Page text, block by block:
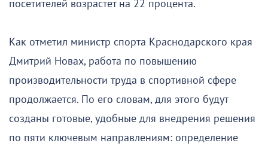
посетителей возрастет на 22 процента.
Как отметил министр спорта Краснодарского края
Дмитрий Новах, работа по повышению
производительности труда в спортивной сфере
продолжается. По его словам, для этого будут
созданы готовые, удобные для внедрения решения
по пяти ключевым направлениям: определение